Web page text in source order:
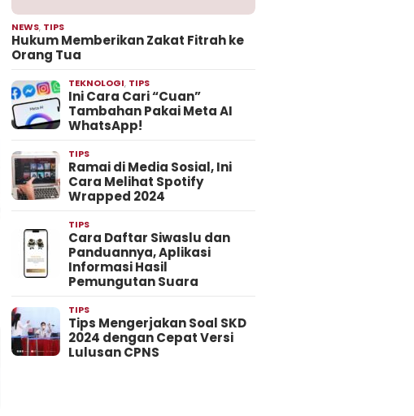
NEWS, TIPS
Hukum Memberikan Zakat Fitrah ke
Orang Tua
TEKNOLOGI, TIPS
Ini Cara Cari “Cuan”
Tambahan Pakai Meta AI
WhatsApp!
TIPS
Ramai di Media Sosial, Ini
Cara Melihat Spotify
Wrapped 2024
TIPS
Cara Daftar Siwaslu dan
Panduannya, Aplikasi
Informasi Hasil
Pemungutan Suara
TIPS
Tips Mengerjakan Soal SKD
2024 dengan Cepat Versi
Lulusan CPNS